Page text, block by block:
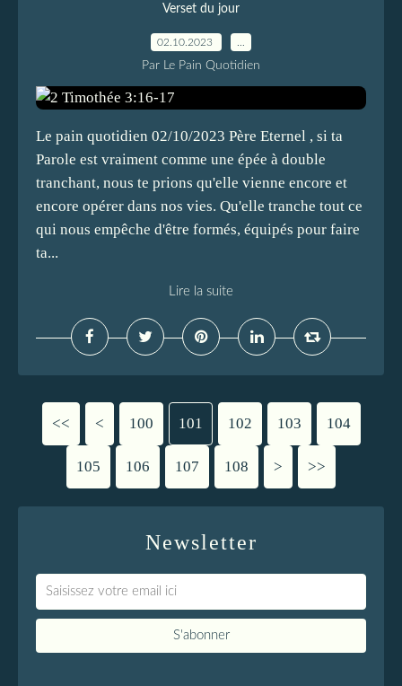
Verset du jour
02.10.2023
Par Le Pain Quotidien
Le pain quotidien 02/10/2023 Père Eternel , si ta
Parole est vraiment comme une épée à double
tranchant, nous te prions qu'elle vienne encore et
encore opérer dans nos vies. Qu'elle tranche tout ce
qui nous empêche d'être formés, équipés pour faire
ta...
Lire la suite
<< < 100 101 102 103 104
105 106 107 108 > >>
Newsletter